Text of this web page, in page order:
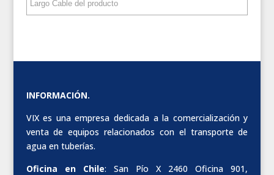
INFORMACIÓN.
VIX es una empresa dedicada a la comercialización y
venta de equipos relacionados con el transporte de
agua en tuberías.
Oficina en Chile: San Pío X 2460 Oficina 901,